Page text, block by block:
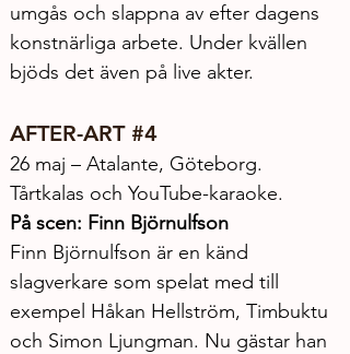
umgås och slappna av efter dagens
konstnärliga arbete. Under kvällen
bjöds det även på live akter.
AFTER-ART #4
26 maj – Atalante, Göteborg.
Tårtkalas och YouTube-karaoke.
På scen: Finn Björnulfson
Finn Björnulfson är en känd
slagverkare som spelat med till
exempel Håkan Hellström, Timbuktu
och Simon Ljungman. Nu gästar han